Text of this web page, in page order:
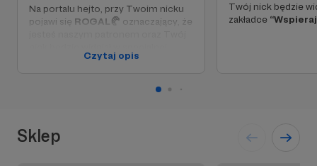
Na portalu hejto, przy Twoim nicku
pojawi się ROGAL🥐 oznaczający, że
“Wspierający”
Czytaj opis
Twój nick będzie
zakładce
Sklep